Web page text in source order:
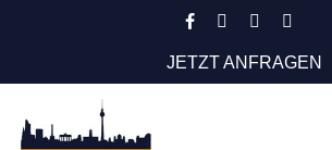
JETZT ANFRAGEN